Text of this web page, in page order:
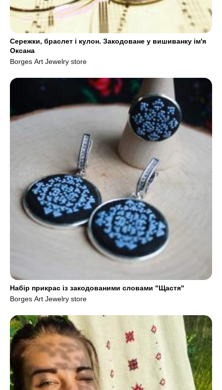
Сережки, браслет і кулон. Закодоване у вишиванку ім'я
Оксана
Borges Art Jewelry store
Набір прикрас із закодованими словами "Щастя"
Borges Art Jewelry store